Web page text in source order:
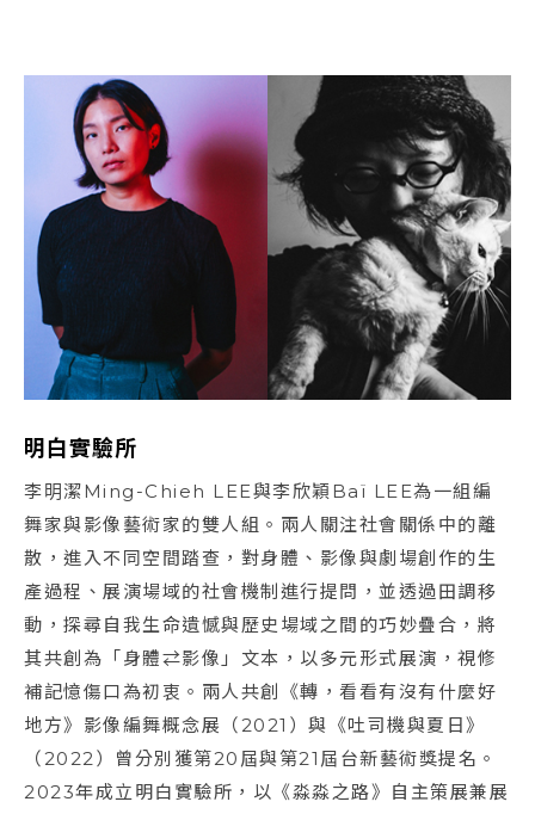
明白實驗所
李明潔Ming-Chieh LEE與李欣穎Baï LEE為一組編
舞家與影像藝術家的雙人組。兩人關注社會關係中的離
散，進入不同空間踏查，對身體、影像與劇場創作的生
產過程、展演場域的社會機制進行提問，並透過田調移
動，探尋自我生命遺憾與歷史場域之間的巧妙疊合，將
其共創為「身體⇄影像」文本，以多元形式展演，視修
補記憶傷口為初衷。兩人共創《轉，看看有沒有什麼好
地方》影像編舞概念展（2021）與《吐司機與夏日》
（2022）曾分別獲第20屆與第21屆台新藝術獎提名。
2023年成立明白實驗所，以《淼淼之路》自主策展兼展